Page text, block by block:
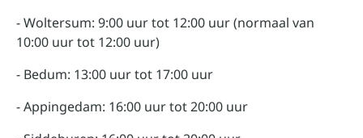
- Woltersum: 9:00 uur tot 12:00 uur (normaal van
10:00 uur tot 12:00 uur)
- Bedum: 13:00 uur tot 17:00 uur
- Appingedam: 16:00 uur tot 20:00 uur